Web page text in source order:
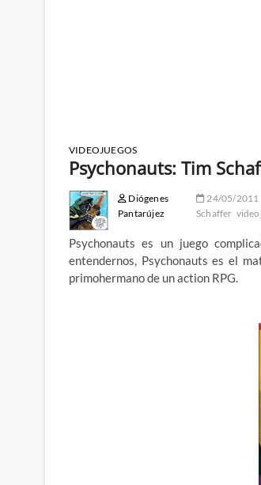
VIDEOJUEGOS
Psychonauts: Tim
Diógenes
Pantarújez
24/05/2011
Schaffer
Psychonauts es un juego
entendernos, Psychonauts es el
primohermano de un action RPG.